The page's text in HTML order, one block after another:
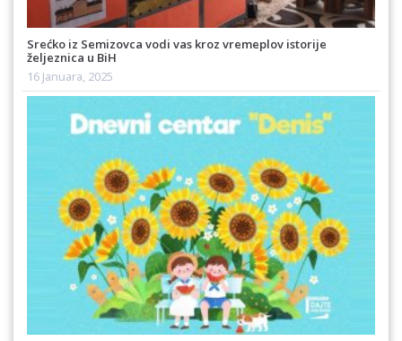
Srećko iz Semizovca vodi vas kroz vremeplov istorije
željeznica u BiH
16 Januara, 2025